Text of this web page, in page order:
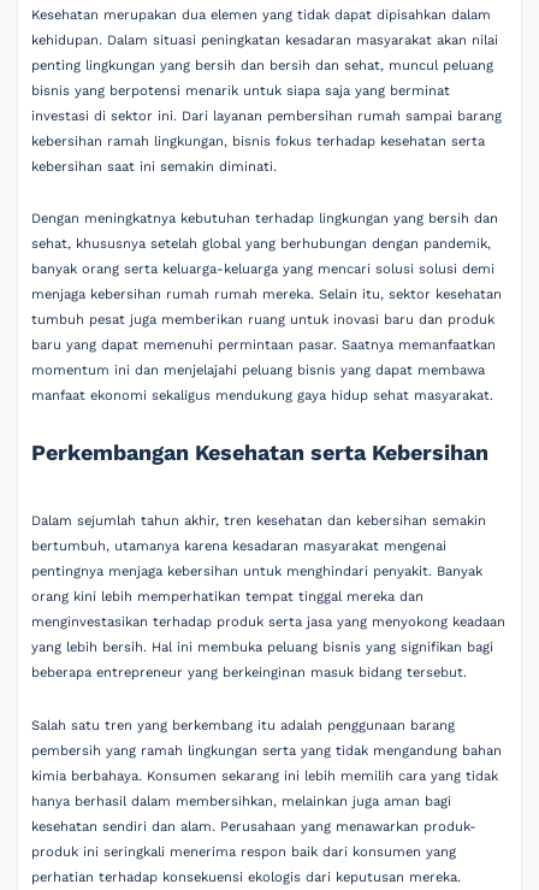
Kesehatan merupakan dua elemen yang tidak dapat dipisahkan dalam
kehidupan. Dalam situasi peningkatan kesadaran masyarakat akan nilai
penting lingkungan yang bersih dan bersih dan sehat, muncul peluang
bisnis yang berpotensi menarik untuk siapa saja yang berminat
investasi di sektor ini. Dari layanan pembersihan rumah sampai barang
kebersihan ramah lingkungan, bisnis fokus terhadap kesehatan serta
kebersihan saat ini semakin diminati.
Dengan meningkatnya kebutuhan terhadap lingkungan yang bersih dan
sehat, khususnya setelah global yang berhubungan dengan pandemik,
banyak orang serta keluarga-keluarga yang mencari solusi solusi demi
menjaga kebersihan rumah rumah mereka. Selain itu, sektor kesehatan
tumbuh pesat juga memberikan ruang untuk inovasi baru dan produk
baru yang dapat memenuhi permintaan pasar. Saatnya memanfaatkan
momentum ini dan menjelajahi peluang bisnis yang dapat membawa
manfaat ekonomi sekaligus mendukung gaya hidup sehat masyarakat.
Perkembangan Kesehatan serta Kebersihan
Dalam sejumlah tahun akhir, tren kesehatan dan kebersihan semakin
bertumbuh, utamanya karena kesadaran masyarakat mengenai
pentingnya menjaga kebersihan untuk menghindari penyakit. Banyak
orang kini lebih memperhatikan tempat tinggal mereka dan
menginvestasikan terhadap produk serta jasa yang menyokong keadaan
yang lebih bersih. Hal ini membuka peluang bisnis yang signifikan bagi
beberapa entrepreneur yang berkeinginan masuk bidang tersebut.
Salah satu tren yang berkembang itu adalah penggunaan barang
pembersih yang ramah lingkungan serta yang tidak mengandung bahan
kimia berbahaya. Konsumen sekarang ini lebih memilih cara yang tidak
hanya berhasil dalam membersihkan, melainkan juga aman bagi
kesehatan sendiri dan alam. Perusahaan yang menawarkan produk-
produk ini seringkali menerima respon baik dari konsumen yang
perhatian terhadap konsekuensi ekologis dari keputusan mereka.